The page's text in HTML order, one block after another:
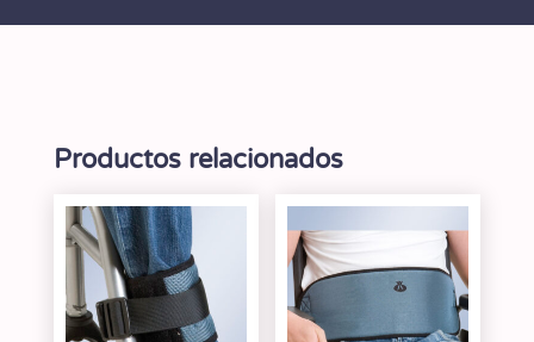
Productos relacionados